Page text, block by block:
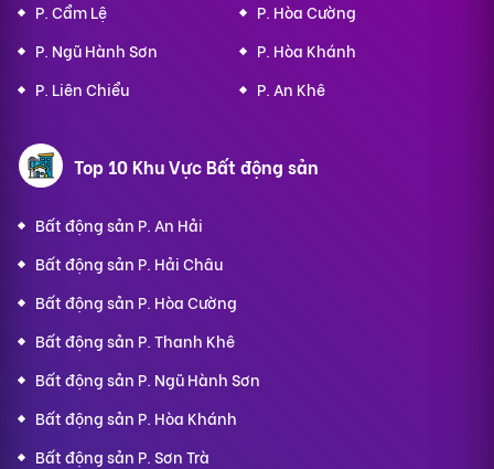
P. Cẩm Lệ
P. Hòa Cường
P. Ngũ Hành Sơn
P. Hòa Khánh
P. Liên Chiểu
P. An Khê
Top 10 Khu Vực Bất động sản
Bất động sản P. An Hải
Bất động sản P. Hải Châu
Bất động sản P. Hòa Cường
Bất động sản P. Thanh Khê
Bất động sản P. Ngũ Hành Sơn
Bất động sản P. Hòa Khánh
Bất động sản P. Sơn Trà